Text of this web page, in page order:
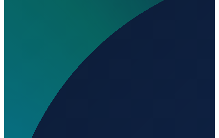
Wo liegt Emerald Mountain Airport?
Auf welcher Höhe liegt Emerald Mountain Airport?